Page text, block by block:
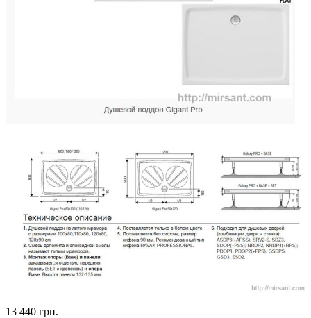
13 440 грн.